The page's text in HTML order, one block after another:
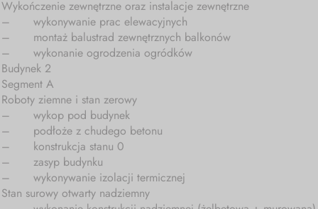
Wykończenie zewnętrzne oraz instalacje zewnętrzne
–
wykonywanie prac elewacyjnych
–
montaż balustrad zewnętrznych balkonów
–
wykonanie ogrodzenia ogródków
Budynek 2
Segment A
Roboty ziemne i stan zerowy
–
wykop pod budynek
–
podłoże z chudego betonu
–
konstrukcja stanu 0
–
zasyp budynku
–
wykonywanie izolacji termicznej
Stan surowy otwarty nadziemny